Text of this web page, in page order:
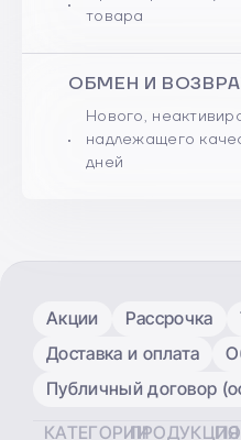
товара
ОБМЕН И
Нового,
надлежащего
дней
Акции Рассрочка
Доставка и оплата
Публичный договор
КАТЕГОРИИПРОДУКЦИЯ